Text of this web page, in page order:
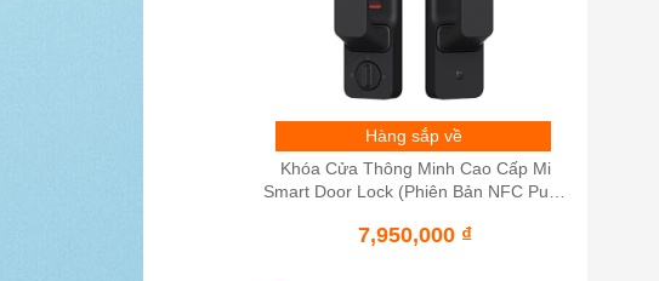
Hàng sắp về
Khóa Cửa Thông Minh Cao Cấp Mi
Smart Door Lock (Phiên Bản NFC Push
7,950,000 ₫